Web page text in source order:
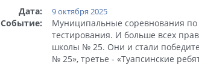
Дата: 9 октября 2025
Событие:
Муниципальные соревнования
тестирования. И больше всех
школы № 25. Они и стали
№ 25», третье - «Туапсинские